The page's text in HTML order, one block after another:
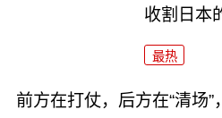
收割日本
最热
前方在打仗，后方在“清场”